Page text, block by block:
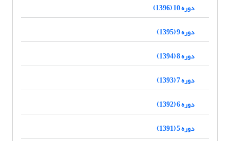
دوره 10 (1396)
دوره 9 (1395)
دوره 8 (1394)
دوره 7 (1393)
دوره 6 (1392)
دوره 5 (1391)